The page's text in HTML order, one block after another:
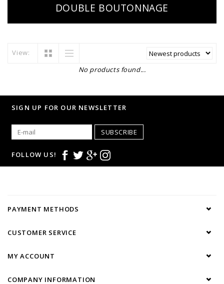
DOUBLE BOUTONNAGE
View:
No products found...
SIGN UP FOR OUR NEWSLETTER
SUBSCRIBE
FOLLOW US!
PAYMENT METHODS
CUSTOMER SERVICE
MY ACCOUNT
COMPANY INFORMATION